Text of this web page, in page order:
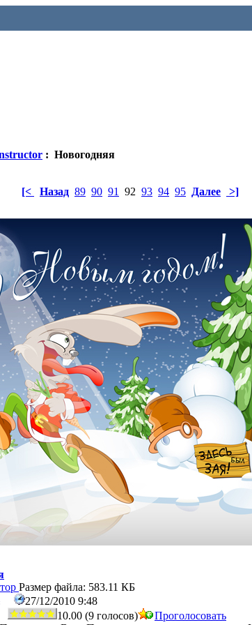
: Новогодняя
[< Назад 89 90 91 92 93 94 95 Далее >]
Размер файла: 583.11 КБ
27/12/2010 9:48
10.00 (9 голосов)
Проголосовать